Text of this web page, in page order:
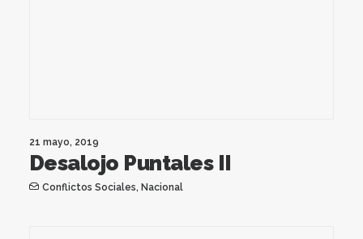
21 mayo, 2019
Desalojo Puntales II
Conflictos Sociales, Nacional